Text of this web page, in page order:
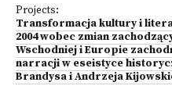
Projects:
Transformacja kultury i
2004 wobec zmian
Wschodniej i Europie
narracji w eseistyce
Brandysa i Andrzeja